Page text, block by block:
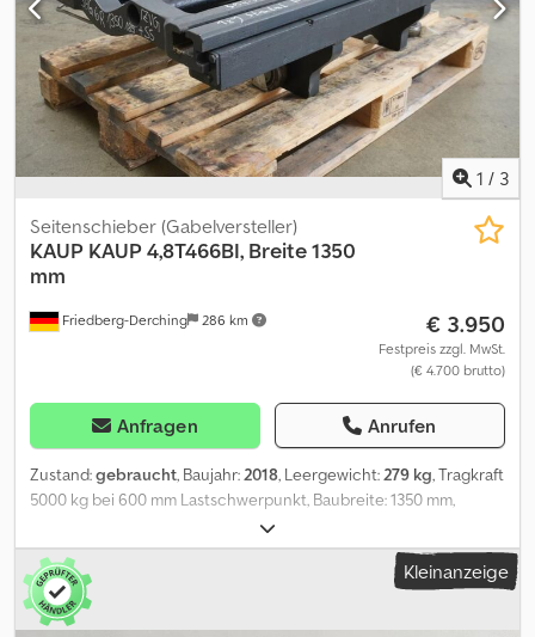
1 / 3
Friedberg-Derching 286 km
Seitenschieber (Gabelversteller)
KAUP KAUP 4,8T466BI, Breite 1350
mm
€ 3.950
Festpreis zzgl. MwSt.
(€ 4.700 brutto)
Anfragen Anrufen
Zustand:gebraucht, Baujahr:2018, Leergewicht:279 kg, Tragkraft
5000 kg bei 600 mm Lastschwerpunkt, Baubreite: 1350 mm,
Öffnungsbereich: 250–1250 mm, Aufhängung: FEM3, Vorbaumaß:
148 mm, Eigenschwerpunkt: 65 mm. Gebrauchtes KAUP 4,8T466BI
integriertes Zinkenverstellgerät mit separatem Seitenschub +/-
100 mm, Baubreite 1350 mm. Seitenschub unabhängig vom
Öffnungsbereich. Öffnungsbereich Mitte–Mitte 250–1250 mm.
Kleinanzeige